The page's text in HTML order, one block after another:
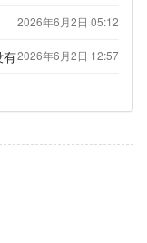
2026年6月2日 05:12
有2026年6月2日 12:57